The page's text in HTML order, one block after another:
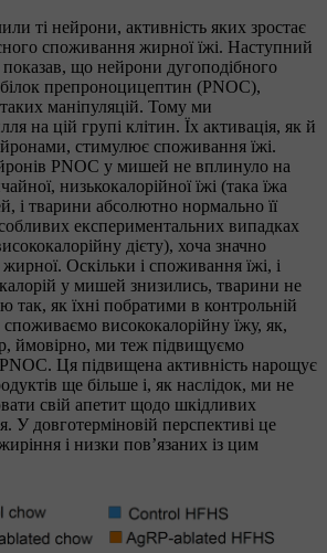
ті нейрони, активність яких зростає
споживання жирної їжі. Наступний
показав, що нейрони дугоподібного
білок препроноцицептин (PNOC),
маніпуляцій. Тому ми
на цій групі клітин. Їх активація, як й
стимулює споживання їжі.
PNOC у мишей не вплинуло на
низькокалорійної їжі (така їжа
і тварини абсолютно нормально її
експериментальних випадках
дієту), хоча значно
Оскільки і споживання їжі, і
у мишей знизились, тварини не
так, як їхні побратими в контрольній
висококалорійну їжу, як,
ймовірно, ми теж підвищуємо
Ця підвищена активність нарощує
ще більше і, як наслідок, ми не
свій апетит щодо шкідливих
У довготерміновій перспективі це
і низки пов’язаних із цим